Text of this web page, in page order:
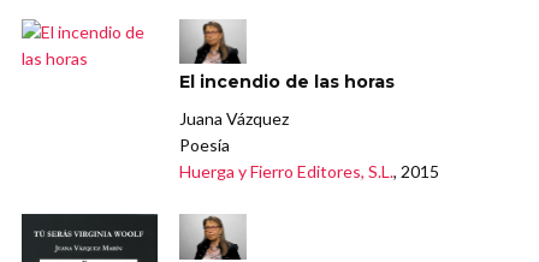
El incendio de las horas
Juana Vázquez
Poesía
Huerga y Fierro Editores, S.L., 2015